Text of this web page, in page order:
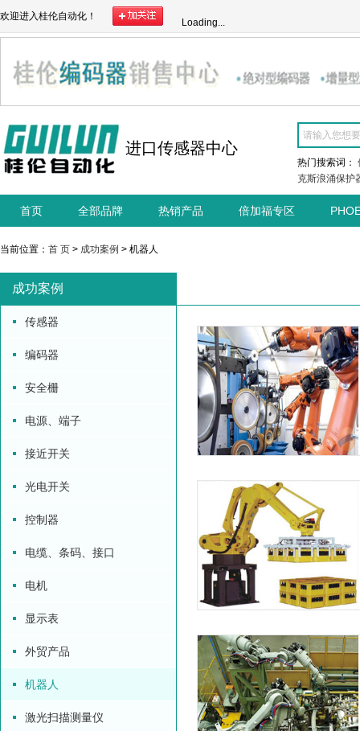
欢迎进入桂伦自动化！
Loading...
进口传感器中心
热门搜索词：
克斯浪涌保护
首页 全部品牌 热销产品 倍加福专区
当前位置： 首 页 > 成功案例 > 机器人
成功案例
传感器
编码器
安全栅
电源、端子
接近开关
光电开关
控制器
电缆、条码、接口
电机
显示表
外贸产品
机器人
激光扫描测量仪